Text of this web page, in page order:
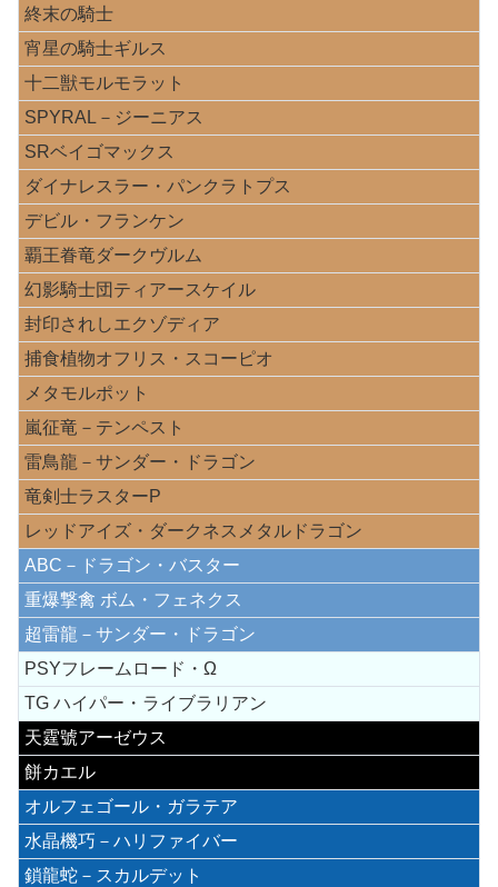
終末の騎士
宵星の騎士ギルス
十二獣モルモラット
SPYRAL－ジーニアス
SRベイゴマックス
ダイナレスラー・パンクラトプス
デビル・フランケン
覇王眷竜ダークヴルム
幻影騎士団ティアースケイル
封印されしエクゾディア
捕食植物オフリス・スコーピオ
メタモルポット
嵐征竜－テンペスト
雷鳥龍－サンダー・ドラゴン
竜剣士ラスターP
レッドアイズ・ダークネスメタルドラゴン
ABC－ドラゴン・バスター
重爆撃禽 ボム・フェネクス
超雷龍－サンダー・ドラゴン
PSYフレームロード・Ω
TG ハイパー・ライブラリアン
天霆號アーゼウス
餅カエル
オルフェゴール・ガラテア
水晶機巧－ハリファイバー
鎖龍蛇－スカルデット